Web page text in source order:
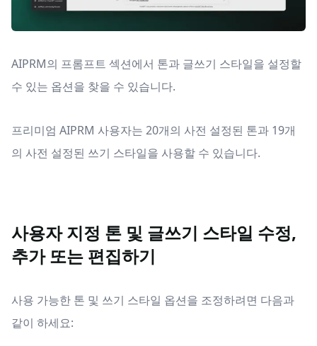
AIPRM의 프롬프트 섹션에서 톤과 글쓰기 스타일을 설정할
수 있는 옵션을 찾을 수 있습니다.
프리미엄 AIPRM 사용자는 20개의 사전 설정된 톤과 19개
의 사전 설정된 쓰기 스타일을 사용할 수 있습니다.
사용자 지정 톤 및 글쓰기 스타일 수정,
추가 또는 편집하기
사용 가능한 톤 및 쓰기 스타일 옵션을 조정하려면 다음과
같이 하세요: